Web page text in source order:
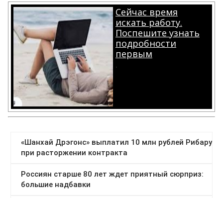
Сейчас время
искать работу.
Поспешите узнать
подробности
первым
.